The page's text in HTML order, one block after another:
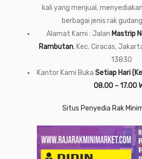
kali yang menjual,
berbagai jenis rak
Alamat Kami : Jalan Mastrip
Rambutan, Kec. Ciracas,
13830
Kantor Kami Buka Setiap Hari
08.00 – 17.00
Situs Penyedia Rak